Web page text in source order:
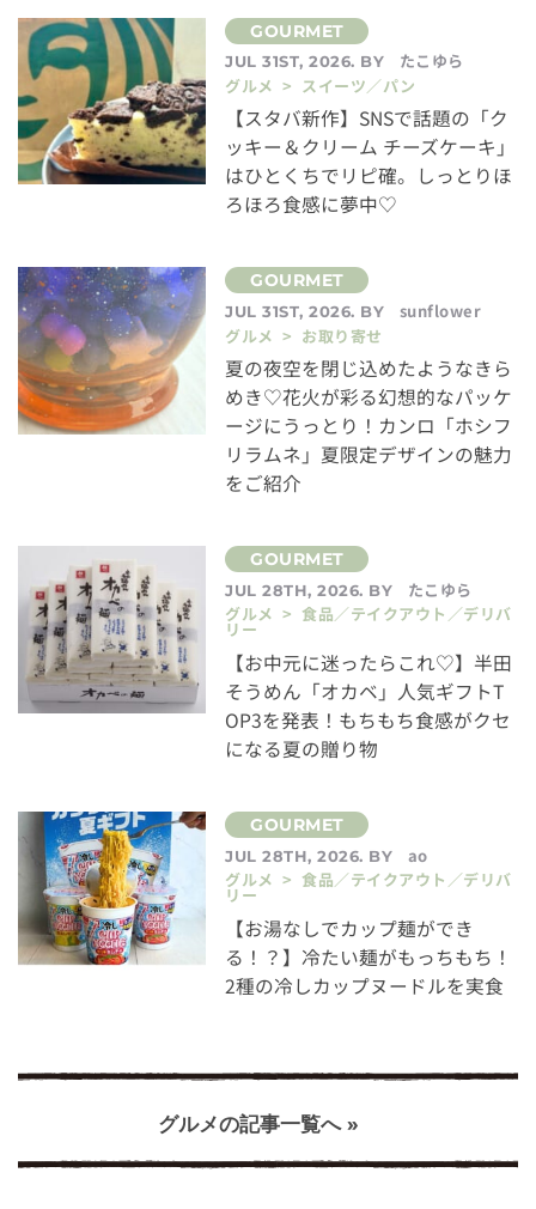
JUL 31ST, 2026. BY
たこゆら
グルメ > スイーツ／パン
【スタバ新作】SNSで話題の「ク
ッキー＆クリーム チーズケーキ」
はひとくちでリピ確。しっとりほ
ろほろ食感に夢中♡
JUL 31ST, 2026. BY
sunflower
グルメ > お取り寄せ
夏の夜空を閉じ込めたようなきら
めき♡花火が彩る幻想的なパッケ
ージにうっとり！カンロ「ホシフ
リラムネ」夏限定デザインの魅力
をご紹介
JUL 28TH, 2026. BY
たこゆら
グルメ > 食品／テイクアウト／デリバ
リー
【お中元に迷ったらこれ♡】半田
そうめん「オカベ」人気ギフトT
OP3を発表！もちもち食感がクセ
になる夏の贈り物
JUL 28TH, 2026. BY
ao
グルメ > 食品／テイクアウト／デリバ
リー
【お湯なしでカップ麺ができ
る！？】冷たい麺がもっちもち！
2種の冷しカップヌードルを実食
グルメの記事一覧へ »